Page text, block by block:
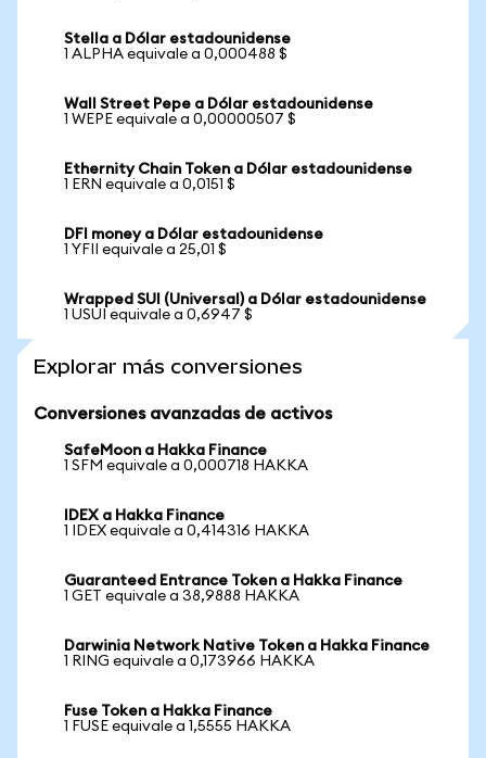
Stella a Dólar estadounidense
1 ALPHA equivale a 0,000488 $
Wall Street Pepe a Dólar estadounidense
1 WEPE equivale a 0,00000507 $
Ethernity Chain Token a Dólar estadounidense
1 ERN equivale a 0,0151 $
DFI money a Dólar estadounidense
1 YFII equivale a 25,01 $
Wrapped SUI (Universal) a Dólar estadounidense
1 USUI equivale a 0,6947 $
Explorar más conversiones
Conversiones avanzadas de activos
SafeMoon a Hakka Finance
1 SFM equivale a 0,000718 HAKKA
IDEX a Hakka Finance
1 IDEX equivale a 0,414316 HAKKA
Guaranteed Entrance Token a Hakka Finance
1 GET equivale a 38,9888 HAKKA
Darwinia Network Native Token a Hakka Finance
1 RING equivale a 0,173966 HAKKA
Fuse Token a Hakka Finance
1 FUSE equivale a 1,5555 HAKKA